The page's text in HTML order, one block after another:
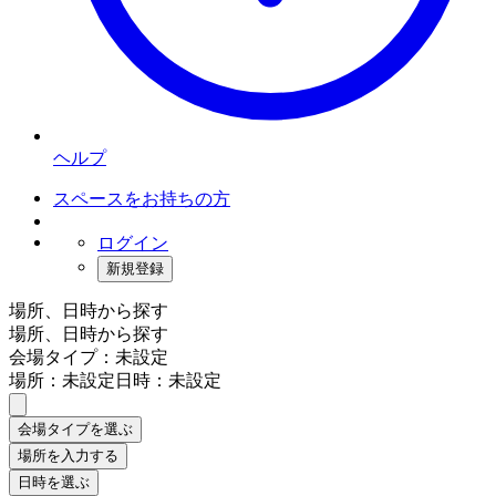
ヘルプ
スペースをお持ちの方
ログイン
新規登録
場所、日時から探す
場所、日時から探す
会場タイプ：未設定
場所：未設定日時：未設定
会場タイプを選ぶ
場所を入力する
日時を選ぶ